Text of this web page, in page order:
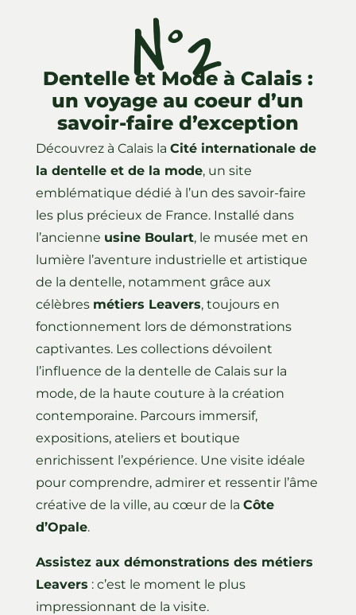
N°2
Dentelle et Mode à Calais :
un voyage au coeur d’un
savoir-faire d’exception
Découvrez à Calais la Cité internationale de
la dentelle et de la mode, un site
emblématique dédié à l’un des savoir-faire
les plus précieux de France. Installé dans
l’ancienne usine Boulart, le musée met en
lumière l’aventure industrielle et artistique
de la dentelle, notamment grâce aux
célèbres métiers Leavers, toujours en
fonctionnement lors de démonstrations
captivantes. Les collections dévoilent
l’influence de la dentelle de Calais sur la
mode, de la haute couture à la création
contemporaine. Parcours immersif,
expositions, ateliers et boutique
enrichissent l’expérience. Une visite idéale
pour comprendre, admirer et ressentir l’âme
créative de la ville, au cœur de la Côte
d’Opale.
Assistez aux démonstrations des métiers
Leavers : c’est le moment le plus
impressionnant de la visite.